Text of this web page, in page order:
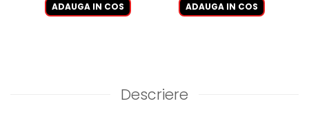
ADAUGA IN COS ADAUGA IN COS
Descriere